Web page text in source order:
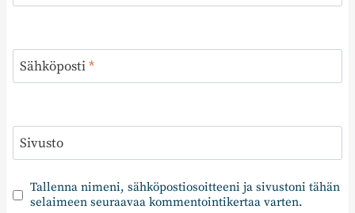
Sähköposti*
Sivusto
Tallenna nimeni, sähköpostiosoitteeni ja sivustoni tähän
selaimeen seuraavaa kommentointikertaa varten.